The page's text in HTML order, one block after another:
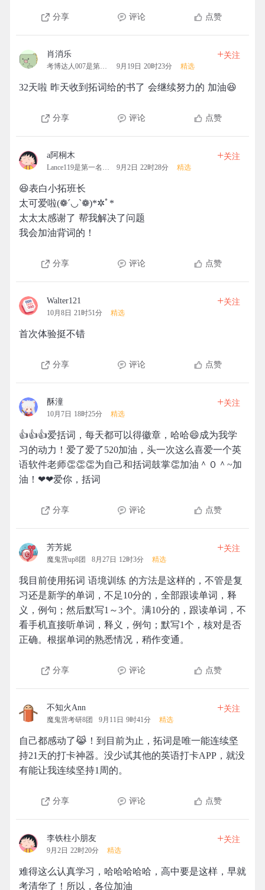
分享 评论 点赞
肖消乐
考博达人007是第一名的团 9月19日 20时23分 精选
+关注
32天啦 昨天收到拓词给的书了 会继续努力的 加油😆
分享 评论 点赞
a阿桐木
Lance119是第一名的拓团 9月2日 22时28分 精选
+关注
😆表白小拓班长
太可爱啦(❁´◡`❁)*✲ﾟ*
太太太感谢了 帮我解决了问题
我会加油背词的！
分享 评论 点赞
Walter121
10月8日 21时51分 精选
+关注
首次体验挺不错
分享 评论 点赞
酥潼
10月7日 18时25分 精选
+关注
👍👍👍爱括词，每天都可以得徽章，哈哈😄成为我学
习的动力！爱了爱了520加油，头一次这么喜爱一个英
语软件老师👏👏👏为自己和括词鼓掌👏加油＾０＾~加
油！❤❤爱你，括词
分享 评论 点赞
芳芳妮
魔鬼营up8团 8月27日 12时3分 精选
+关注
我目前使用拓词 语境训练 的方法是这样的，不管是复
习还是新学的单词，不足10分的，全部跟读单词，释
义，例句；然后默写1～3个。满10分的，跟读单词，不
看手机直接听单词，释义，例句；默写1个，核对是否
正确。根据单词的熟悉情况，稍作变通。
分享 评论 点赞
不知火Ann
魔鬼营考研8团 9月11日 9时41分 精选
+关注
自己都感动了😹！到目前为止，拓词是唯一能连续坚
持21天的打卡神器。没少试其他的英语打卡APP，就没
有能让我连续坚持1周的。
分享 评论 点赞
李铁柱小朋友
9月2日 22时20分 精选
+关注
难得这么认真学习，哈哈哈哈哈，高中要是这样，早就
考清华了！所以，各位加油